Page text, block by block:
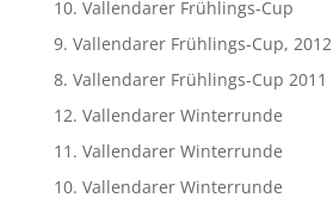
10. Vallendarer Frühlings-Cup
9. Vallendarer Frühlings-Cup, 2012
8. Vallendarer Frühlings-Cup 2011
12. Vallendarer Winterrunde
11. Vallendarer Winterrunde
10. Vallendarer Winterrunde